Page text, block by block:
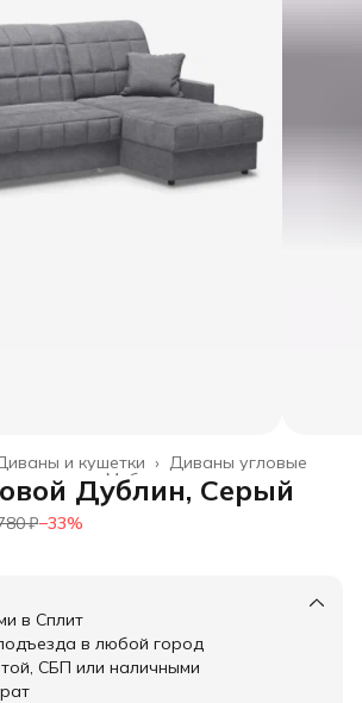
Диваны угловые
и кушетки ›
Мебель
дома ›
Дублин, Серый
₽−33%
в Сплит
в любой город
СБП или наличными